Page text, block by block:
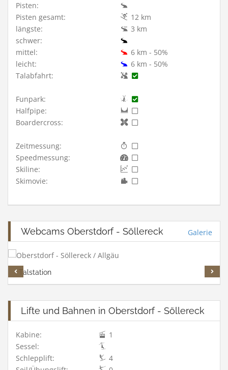
Pisten:
Pisten gesamt:
12 km
längste:
3 km
schwer:
mittel:
6 km - 50%
leicht:
6 km - 50%
Talabfahrt:
Funpark:
Halfpipe:
Boardercross:
Zeitmessung:
Speedmessung:
Skiline:
Skimovie:
Webcams Oberstdorf - Söllereck Galerie
Talstation
Lifte und Bahnen in Oberstdorf - Söllereck
Kabine:
1
Sessel:
Schlepplift:
4